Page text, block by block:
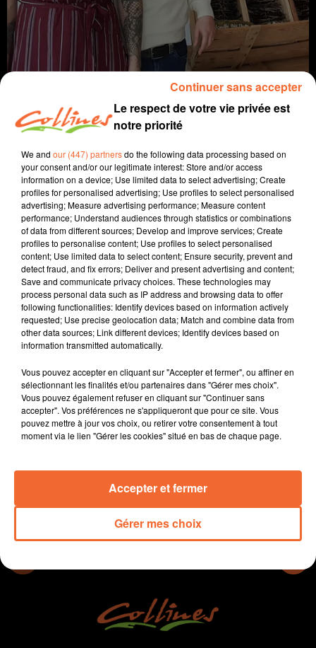
infos
5 janvier 2022 - 10 min 21 sec
JOURNAL DU MERCREDI 05 JANVIER (SOIR)
Patrice Bémanangy
L'info près de chez vous
Le député LREM Jean-Marie Fievet approuve les
propos polémiques du Président de la République.
Le Cofem à Bressuire de nouveau annulé cette année.
La Digitale Académie à Thouars propose des
Ahora Vanilla un nouveau magasin entièrement dédié
à la vanille ouvre ce week-end dans le centre ville de
Mauléon.
Le respect de votre vie privée est
notre priorité
We and our (447) partnersdo the following data processing based on
your consent and/or our legitimate interest: Store and/or access
information on a device; Use limited data to select advertising; Create
profiles for personalised advertising; Use profiles to select personalised
advertising; Measure advertising performance; Measure content
performance; Understand audiences through statistics or combinations
of data from different sources; Develop and improve services; Create
profiles to personalise content; Use profiles to select personalised
content; Use limited data to select content; Ensure security, prevent and
detect fraud, and fix errors; Deliver and present advertising and content;
Save and communicate privacy choices. These technologies may
process personal data such as IP address and browsing data to offer
following functionalities: Identify devices based on information actively
requested; Use precise geolocation data; Match and combine data from
other data sources; Link different devices; Identify devices based on
information transmitted automatically.
Vous pouvez accepter en cliquant sur "Accepter et fermer", ou affiner en
sélectionnant les finalités et/ou partenaires dans "Gérer mes choix".
Vous pouvez également refuser en cliquant sur "Continuer sans
accepter". Vos préférences ne s'appliqueront que pour ce site. Vous
pouvez mettre à jour vos choix, ou retirer votre consentement à tout
moment via le lien "Gérer les cookies" situé en bas de chaque page.
Gérer mes choix
Accepter et fermer
Continuer sans accepter